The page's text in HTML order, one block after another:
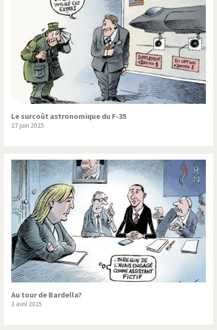
Le surcoût astronomique du F-35
27 juin 2025
Au tour de Bardella?
2 avril 2025